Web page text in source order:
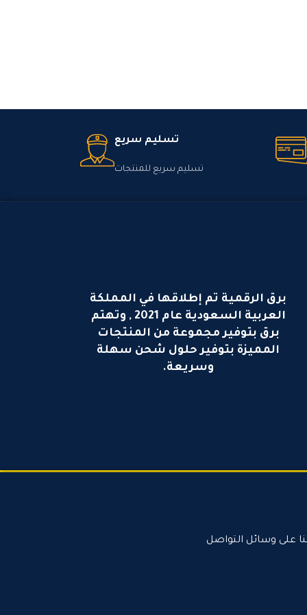
تسليم سريع
تسليم سريع للمنتجات
برق الرقمية تم إطلاقها في المملكة
العربية السعودية عام 2021 , وتهتم
برق بتوفير مجموعة من المنتجات
المميزة بتوفير حلول شحن سهلة
وسريعة.
على وسائل التواصل